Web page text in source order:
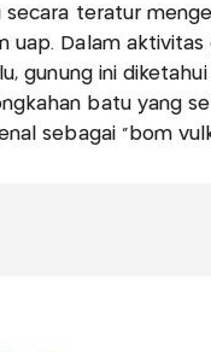
secara teratur
uap. Dalam aktivitas
gunung ini diketahui
batu yang
sebagai “bom